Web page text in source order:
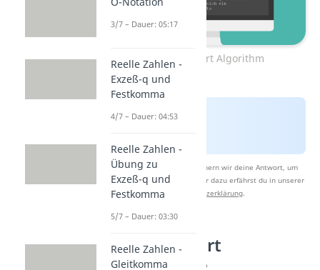
Insertion Sort Algorithm
Nach Beantwortung speichern wir deine Antwort, um
Studyflix zu verbessern. Mehr dazu erfährst du in unserer
Datenschutzerklärung.
Insertion Sort
Pseudocode
3/7 – Dauer: 05:17
Reelle Zahlen -
Exzeß-q und
Festkomma
4/7 – Dauer: 04:53
Reelle Zahlen -
Übung zu
Exzeß-q und
Festkomma
5/7 – Dauer: 03:30
Reelle Zahlen -
Gleitkomma